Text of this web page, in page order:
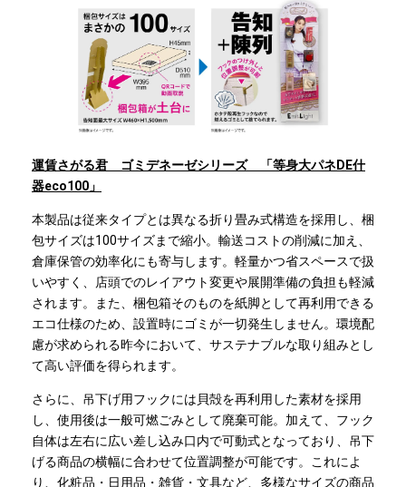
運賃さがる君 ゴミデネーゼシリーズ 「等身大パネDE什
器eco100」
本製品は従来タイプとは異なる折り畳み式構造を採用し、梱
包サイズは100サイズまで縮小。輸送コストの削減に加え、
倉庫保管の効率化にも寄与します。軽量かつ省スペースで扱
いやすく、店頭でのレイアウト変更や展開準備の負担も軽減
されます。また、梱包箱そのものを紙脚として再利用できる
エコ仕様のため、設置時にゴミが一切発生しません。環境配
慮が求められる昨今において、サステナブルな取り組みとし
て高い評価を得られます。
さらに、吊下げ用フックには貝殻を再利用した素材を採用
し、使用後は一般可燃ごみとして廃棄可能。加えて、フック
自体は左右に広い差し込み口内で可動式となっており、吊下
げる商品の横幅に合わせて位置調整が可能です。これによ
り、化粧品・日用品・雑貨・文具など、多様なサイズの商品